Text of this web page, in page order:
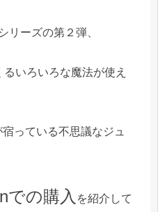
リーズの第２弾、
るいろいろな魔法が使え
っている不思議なジュ
での購入 を紹介して